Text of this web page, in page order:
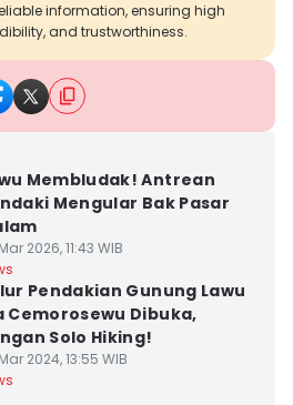
information, ensuring high
and trustworthiness.
Membludak! Antrean
Mengular Bak Pasar
2026, 11:43 WIB
Pendakian Gunung Lawu
Cemorosewu Dibuka,
Solo Hiking!
2024, 13:55 WIB